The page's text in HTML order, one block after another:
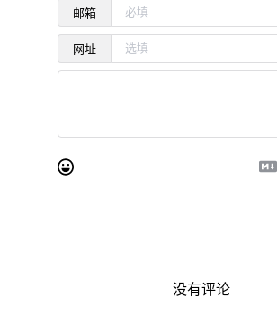
邮箱
网址
没有评论